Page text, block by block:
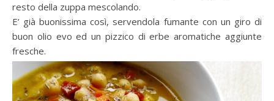
resto della zuppa mescolando.
E’ già buonissima così, servendola fumante con un giro di
buon olio evo ed un pizzico di erbe aromatiche aggiunte
fresche.